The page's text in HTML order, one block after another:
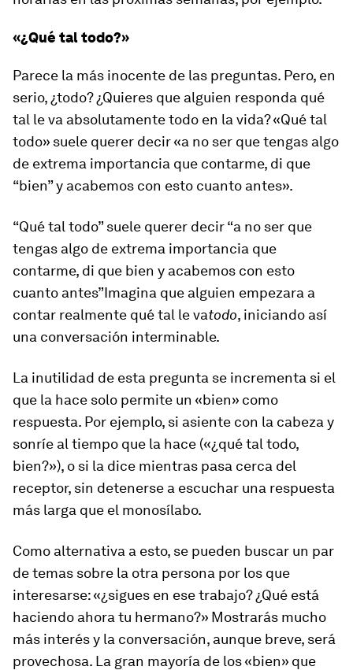
«¿Qué tal todo?»
Parece la más inocente de las preguntas. Pero, en
serio, ¿todo? ¿Quieres que alguien responda qué
tal le va absolutamente todo en la vida? «Qué tal
todo» suele querer decir «a no ser que tengas algo
de extrema importancia que contarme, di que
“bien” y acabemos con esto cuanto antes».
“Qué tal todo” suele querer decir “a no ser que
tengas algo de extrema importancia que
contarme, di que bien y acabemos con esto
cuanto antes”Imagina que alguien empezara a
contar realmente qué tal le vatodo, iniciando así
una conversación interminable.
La inutilidad de esta pregunta se incrementa si el
que la hace solo permite un «bien» como
respuesta. Por ejemplo, si asiente con la cabeza y
sonríe al tiempo que la hace («¿qué tal todo,
bien?»), o si la dice mientras pasa cerca del
receptor, sin detenerse a escuchar una respuesta
más larga que el monosílabo.
Como alternativa a esto, se pueden buscar un par
de temas sobre la otra persona por los que
interesarse: «¿sigues en ese trabajo? ¿Qué está
haciendo ahora tu hermano?» Mostrarás mucho
más interés y la conversación, aunque breve, será
provechosa. La gran mayoría de los «bien» que